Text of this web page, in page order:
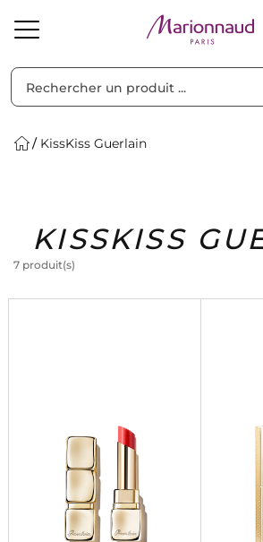
Solaire Homme Marques
KissKiss Guerlain
KISSKISS
7 produit(s)